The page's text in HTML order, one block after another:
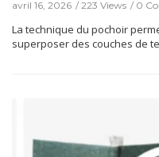
avril 16, 2026 223 Views 0
La technique du pochoir
superposer des couches de